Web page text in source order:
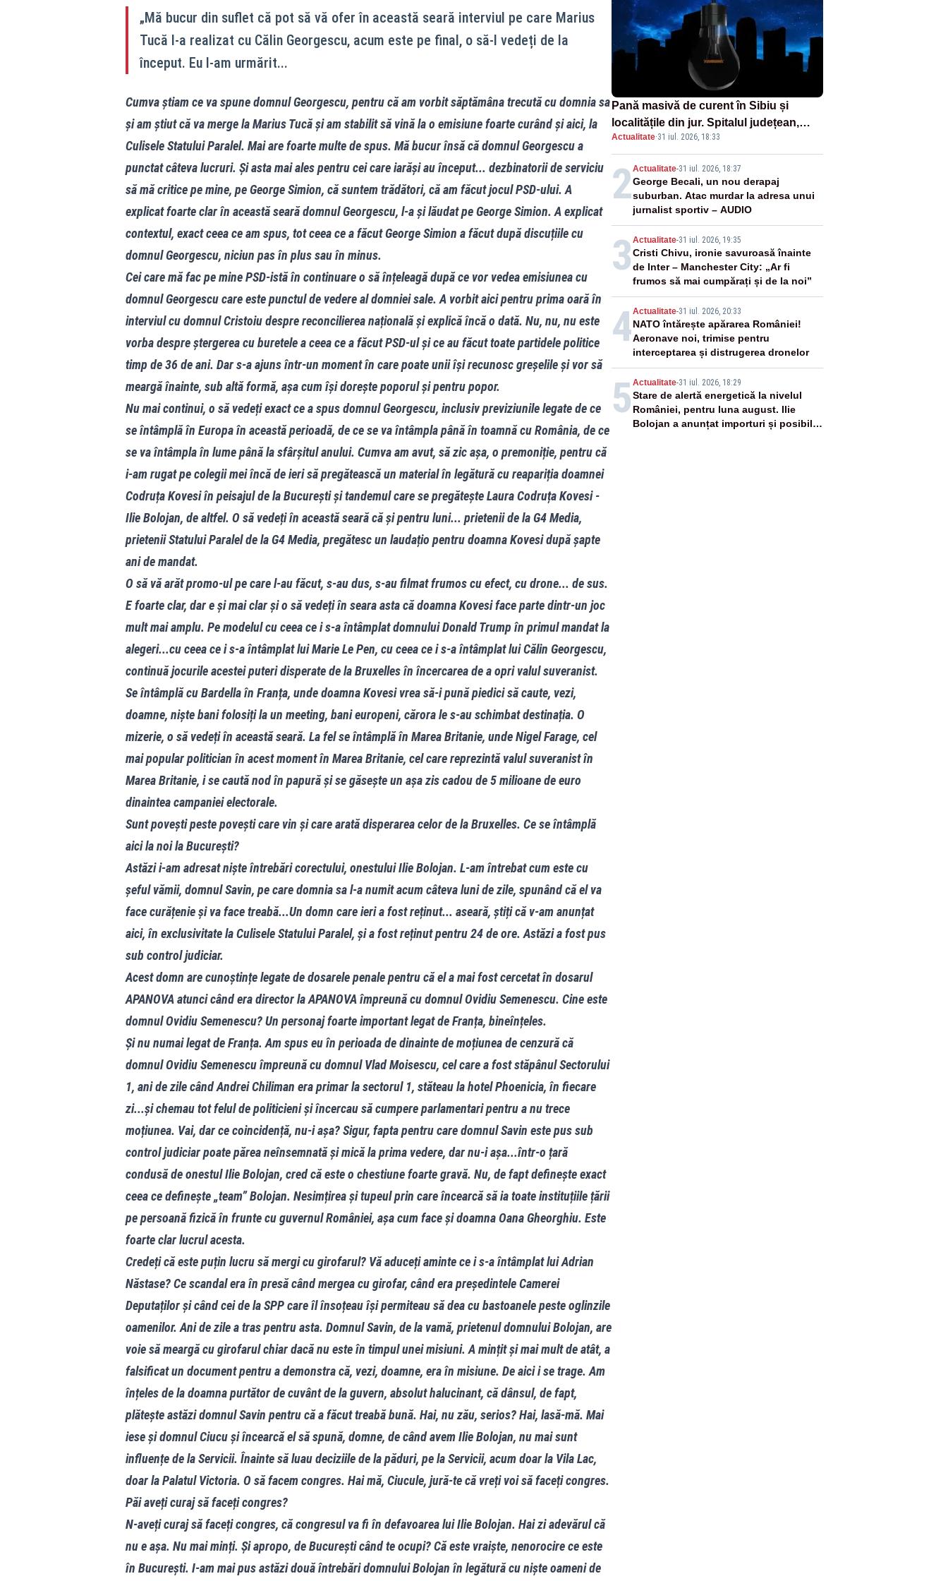
„Mă bucur din suflet că pot să vă ofer în această seară interviul pe care Marius
Tucă l-a realizat cu Călin Georgescu, acum este pe final, o să-l vedeți de la
început. Eu l-am urmărit...
Cumva știam ce va spune domnul Georgescu, pentru că am vorbit săptămâna trecută cu domnia sa
și am știut că va merge la Marius Tucă și am stabilit să vină la o emisiune foarte curând și aici, la
Culisele Statului Paralel. Mai are foarte multe de spus. Mă bucur însă că domnul Georgescu a
punctat câteva lucruri. Și asta mai ales pentru cei care iarăși au început... dezbinatorii de serviciu
să mă critice pe mine, pe George Simion, că suntem trădători, că am făcut jocul PSD-ului. A
explicat foarte clar în această seară domnul Georgescu, l-a și lăudat pe George Simion. A explicat
contextul, exact ceea ce am spus, tot ceea ce a făcut George Simion a făcut după discuțiile cu
domnul Georgescu, niciun pas în plus sau în minus.
Cei care mă fac pe mine PSD-istă în continuare o să înțeleagă după ce vor vedea emisiunea cu
domnul Georgescu care este punctul de vedere al domniei sale. A vorbit aici pentru prima oară în
interviul cu domnul Cristoiu despre reconcilierea națională și explică încă o dată. Nu, nu, nu este
vorba despre ștergerea cu buretele a ceea ce a făcut PSD-ul și ce au făcut toate partidele politice
timp de 36 de ani. Dar s-a ajuns într-un moment în care poate unii își recunosc greșelile și vor să
meargă înainte, sub altă formă, așa cum își dorește poporul și pentru popor.
Nu mai continui, o să vedeți exact ce a spus domnul Georgescu, inclusiv previziunile legate de ce
se întâmplă în Europa în această perioadă, de ce se va întâmpla până în toamnă cu România, de ce
se va întâmpla în lume până la sfârșitul anului. Cumva am avut, să zic așa, o premoniție, pentru că
i-am rugat pe colegii mei încă de ieri să pregătească un material în legătură cu reapariția doamnei
Codruța Kovesi în peisajul de la București și tandemul care se pregătește Laura Codruța Kovesi -
Ilie Bolojan, de altfel. O să vedeți în această seară că și pentru luni... prietenii de la G4 Media,
prietenii Statului Paralel de la G4 Media, pregătesc un laudațio pentru doamna Kovesi după șapte
ani de mandat.
O să vă arăt promo-ul pe care l-au făcut, s-au dus, s-au filmat frumos cu efect, cu drone... de sus.
E foarte clar, dar e și mai clar și o să vedeți în seara asta că doamna Kovesi face parte dintr-un joc
mult mai amplu. Pe modelul cu ceea ce i s-a întâmplat domnului Donald Trump în primul mandat la
alegeri...cu ceea ce i s-a întâmplat lui Marie Le Pen, cu ceea ce i s-a întâmplat lui Călin Georgescu,
continuă jocurile acestei puteri disperate de la Bruxelles în încercarea de a opri valul suveranist.
Se întâmplă cu Bardella în Franța, unde doamna Kovesi vrea să-i pună piedici să caute, vezi,
doamne, niște bani folosiți la un meeting, bani europeni, cărora le s-au schimbat destinația. O
mizerie, o să vedeți în această seară. La fel se întâmplă în Marea Britanie, unde Nigel Farage, cel
mai popular politician în acest moment în Marea Britanie, cel care reprezintă valul suveranist în
Marea Britanie, i se caută nod în papură și se găsește un așa zis cadou de 5 milioane de euro
dinaintea campaniei electorale.
Sunt povești peste povești care vin și care arată disperarea celor de la Bruxelles. Ce se întâmplă
aici la noi la București?
Astăzi i-am adresat niște întrebări corectului, onestului Ilie Bolojan. L-am întrebat cum este cu
șeful vămii, domnul Savin, pe care domnia sa l-a numit acum câteva luni de zile, spunând că el va
face curățenie și va face treabă...Un domn care ieri a fost reținut... aseară, știți că v-am anunțat
aici, în exclusivitate la Culisele Statului Paralel, și a fost reținut pentru 24 de ore. Astăzi a fost pus
sub control judiciar.
Acest domn are cunoștințe legate de dosarele penale pentru că el a mai fost cercetat în dosarul
APANOVA atunci când era director la APANOVA împreună cu domnul Ovidiu Semenescu. Cine este
domnul Ovidiu Semenescu? Un personaj foarte important legat de Franța, bineînțeles.
Și nu numai legat de Franța. Am spus eu în perioada de dinainte de moțiunea de cenzură că
domnul Ovidiu Semenescu împreună cu domnul Vlad Moisescu, cel care a fost stăpânul Sectorului
1, ani de zile când Andrei Chiliman era primar la sectorul 1, stăteau la hotel Phoenicia, în fiecare
zi...și chemau tot felul de politicieni și încercau să cumpere parlamentari pentru a nu trece
moțiunea. Vai, dar ce coincidență, nu-i așa? Sigur, fapta pentru care domnul Savin este pus sub
control judiciar poate părea neînsemnată și mică la prima vedere, dar nu-i așa...într-o țară
condusă de onestul Ilie Bolojan, cred că este o chestiune foarte gravă. Nu, de fapt definește exact
ceea ce definește „team” Bolojan. Nesimțirea și tupeul prin care încearcă să ia toate instituțiile țării
pe persoană fizică în frunte cu guvernul României, așa cum face și doamna Oana Gheorghiu. Este
foarte clar lucrul acesta.
Credeți că este puțin lucru să mergi cu girofarul? Vă aduceți aminte ce i s-a întâmplat lui Adrian
Năstase? Ce scandal era în presă când mergea cu girofar, când era președintele Camerei
Deputaților și când cei de la SPP care îl însoțeau își permiteau să dea cu bastoanele peste oglinzile
oamenilor. Ani de zile a tras pentru asta. Domnul Savin, de la vamă, prietenul domnului Bolojan, are
voie să meargă cu girofarul chiar dacă nu este în timpul unei misiuni. A mințit și mai mult de atât, a
falsificat un document pentru a demonstra că, vezi, doamne, era în misiune. De aici i se trage. Am
înțeles de la doamna purtător de cuvânt de la guvern, absolut halucinant, că dânsul, de fapt,
plătește astăzi domnul Savin pentru că a făcut treabă bună. Hai, nu zău, serios? Hai, lasă-mă. Mai
iese și domnul Ciucu și încearcă el să spună, domne, de când avem Ilie Bolojan, nu mai sunt
influențe de la Servicii. Înainte să luau deciziile de la păduri, pe la Servicii, acum doar la Vila Lac,
doar la Palatul Victoria. O să facem congres. Hai mă, Ciucule, jură-te că vreți voi să faceți congres.
Păi aveți curaj să faceți congres?
N-aveți curaj să faceți congres, că congresul va fi în defavoarea lui Ilie Bolojan. Hai zi adevărul că
nu e așa. Nu mai minți. Și apropo, de București când te ocupi? Că este vraiște, nenorocire ce este
în București. I-am mai pus astăzi două întrebări domnului Bolojan în legătură cu niște oameni de
Pană masivă de curent în Sibiu și
localitățile din jur. Spitalul județean,
semafoarele, rețelele de telefonie, grav
afectate
Actualitate·31 iul. 2026, 18:33
2Actualitate-31 iul. 2026, 18:37
George Becali, un nou derapaj
suburban. Atac murdar la adresa unui
jurnalist sportiv – AUDIO
3 Actualitate-31 iul. 2026, 19:35
Cristi Chivu, ironie savuroasă înainte
de Inter – Manchester City: „Ar fi
frumos să mai cumpărați și de la noi”
4Actualitate-31 iul. 2026, 20:33
NATO întărește apărarea României!
Aeronave noi, trimise pentru
interceptarea și distrugerea dronelor
5 Actualitate-31 iul. 2026, 18:29
Stare de alertă energetică la nivelul
României, pentru luna august. Ilie
Bolojan a anunțat importuri și posibile